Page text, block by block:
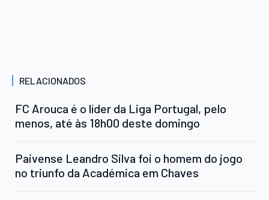
RELACIONADOS
FC Arouca é o líder da Liga Portugal, pelo
menos, até às 18h00 deste domingo
Paivense Leandro Silva foi o homem do jogo
no triunfo da Académica em Chaves